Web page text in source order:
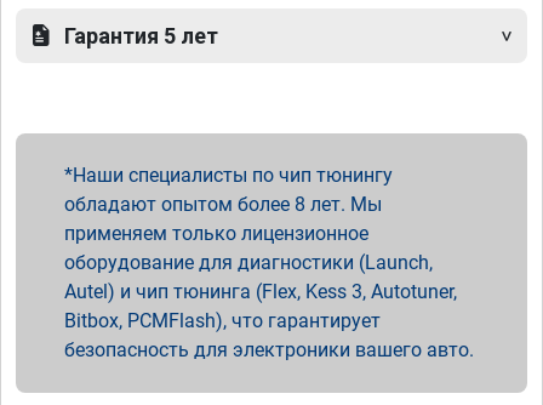
Гарантия 5 лет
Наши специалисты по чип тюнингу
обладают опытом более 8 лет. Мы
применяем только лицензионное
оборудование для диагностики (Launch,
Autel) и чип тюнинга (Flex, Kess 3, Autotuner,
Bitbox, PCMFlash), что гарантирует
безопасность для электроники вашего авто.